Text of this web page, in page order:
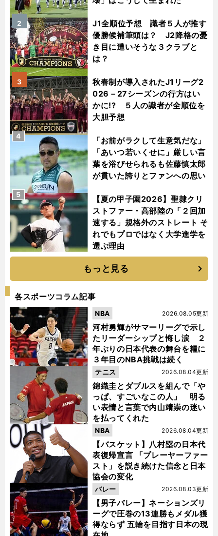
J1全順位予想 識者５人が推す
優勝候補筆頭は？ J2降格の憂
き目に遭いそうな３クラブと
は？
2
秋春制が導入されたJ1リーグ2
026－27シーズンの行方はい
かに!? ５人の識者が全順位を
大胆予想
3
「お前がラクして生意気だな」
「あいつ若いくせに」厳しい言
葉を浴びせられるも佐藤慎太郎
が貫いた誇りとファンへの思い
4
【夏の甲子園2026】聖隷クリ
ストファー・高部陸の「２回加
速する」規格外のストレート そ
れでもプロではなく大学進学を
選ぶ理由
5
もっと見る
各スポーツコラム記事
河村勇輝がサマーリーグで示し
たリーダーシップと悔し涙 ２
年ぶりの日本代表の舞台を糧に
３年目のNBA挑戦は続く
2026.08.05更新
NBA
錦織圭とダブルスを組んで「や
っぱ、すごいなこの人」 明る
い表情と言葉で内山靖崇の迷い
を払ってくれた
2026.08.04更新
テニス
【バスケット】八村塁の日本代
表復帰宣言 「プレーヤーファー
スト」を説き続けた信念と日本
協会の変化
2026.08.04更新
NBA
【男子バレー】ネーションズリ
ーグで圧巻の13連勝もメダル獲
得ならず 五輪を目指す日本の現
2026.08.03更新
バレー